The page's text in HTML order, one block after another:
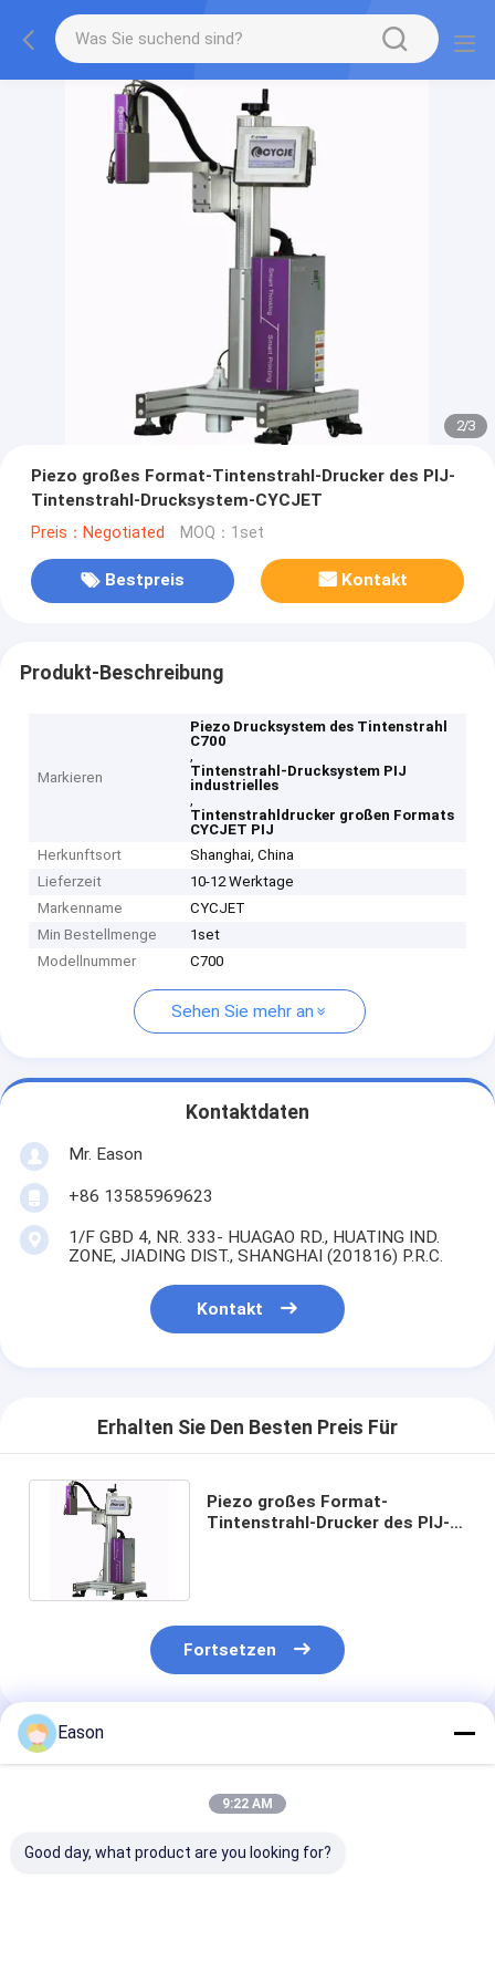
2/3
Piezo großes Format-Tintenstrahl-Drucker des PIJ-
Tintenstrahl-Drucksystem-CYCJET
Preis：Negotiated MOQ：1set
Bestpreis Kontakt
Produkt-Beschreibung
Markieren
Piezo Drucksystem des Tintenstrahl
C700
,
Tintenstrahl-Drucksystem PIJ
industrielles
,
Tintenstrahldrucker großen Formats
CYCJET PIJ
Herkunftsort
Shanghai, China
Lieferzeit
10-12 Werktage
Markenname
CYCJET
Min Bestellmenge
1set
Modellnummer
C700
Sehen Sie mehr an
Kontaktdaten
Mr. Eason
+86 13585969623
1/F GBD 4, NR. 333- HUAGAO RD., HUATING IND.
ZONE, JIADING DIST., SHANGHAI (201816) P.R.C.
Kontakt
Erhalten Sie Den Besten Preis Für
Piezo großes Format-
Tintenstrahl-Drucker des PIJ-
Fortsetzen
Empfohlene Produkte
Eason
9:22 AM
Good day, what product are you looking for?